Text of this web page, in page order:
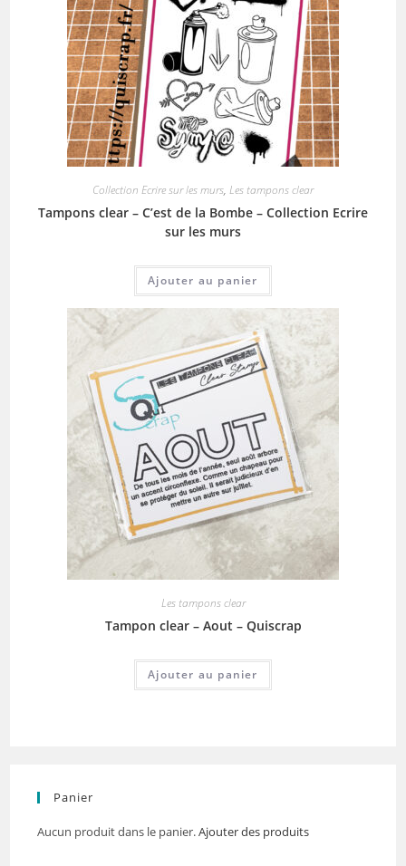
Collection Ecrire sur les murs, Les tampons clear
Tampons clear – C’est de la Bombe – Collection Ecrire
sur les murs
Ajouter au panier
Les tampons clear
Tampon clear – Aout – Quiscrap
Ajouter au panier
Panier
Aucun produit dans le panier.Ajouter des produits